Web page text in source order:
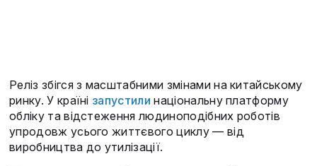
Реліз збігся з масштабними змінами на китайському
ринку. У країні запустили національну платформу
обліку та відстеження людиноподібних роботів
упродовж усього життєвого циклу — від
виробництва до утилізації.